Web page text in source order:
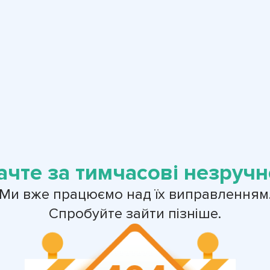
за тимчасові
вже працюємо над їх
Спробуйте зайти пізніше.